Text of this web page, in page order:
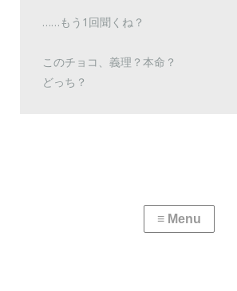
……もう1回聞くね？
このチョコ、義理？本命？
どっち？